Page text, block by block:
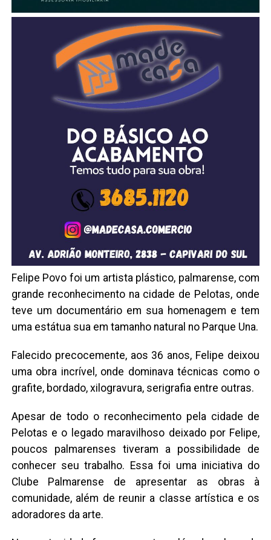
Felipe Povo foi um artista plástico, palmarense, com
grande reconhecimento na cidade de Pelotas, onde
teve um documentário em sua homenagem e tem
uma estátua sua em tamanho natural no Parque Una.
Falecido precocemente, aos 36 anos, Felipe deixou
uma obra incrível, onde dominava técnicas como o
grafite, bordado, xilogravura, serigrafia entre outras.
Apesar de todo o reconhecimento pela cidade de
Pelotas e o legado maravilhoso deixado por Felipe,
poucos palmarenses tiveram a possibilidade de
conhecer seu trabalho. Essa foi uma iniciativa do
Clube Palmarense de apresentar as obras à
comunidade, além de reunir a classe artística e os
adoradores da arte.